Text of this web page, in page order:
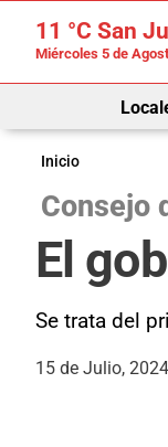
11 °C San
Miércoles 5 de
Inicio
Consejo
El
Se trata del
15 de Julio, 2024